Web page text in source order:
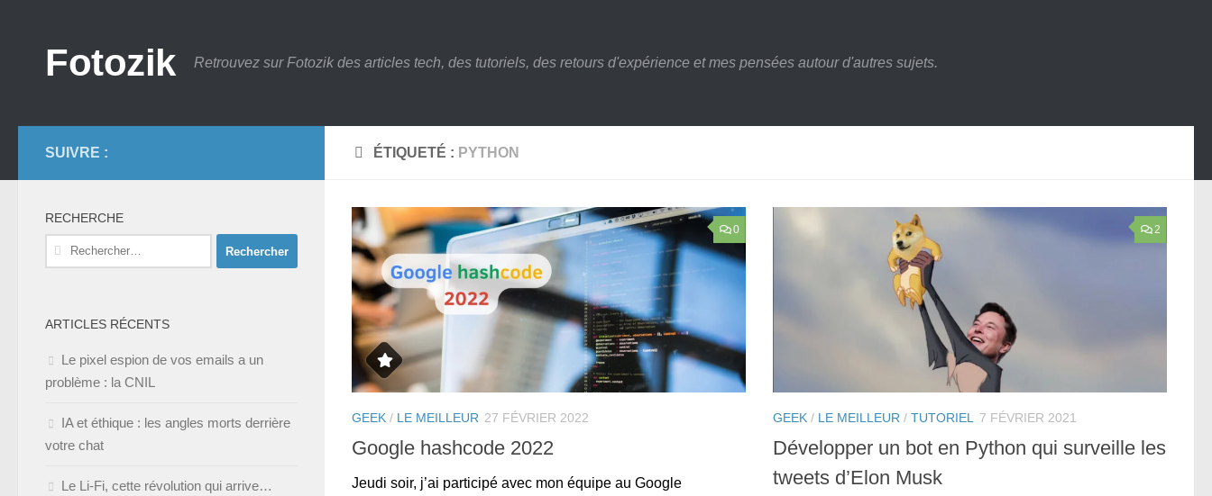
Fotozik Retrouvez sur Fotozik des articles tech, des tutoriels, des retours d'expérience et mes pensées autour d'autres sujets.
ÉTIQUETÉ : PYTHON
0
GEEK / LE MEILLEUR 27 FÉVRIER 2022
Google hashcode 2022
Jeudi soir, j’ai participé avec mon équipe au Google
2
GEEK / LE MEILLEUR / TUTORIEL 7 FÉVRIER 2021
Développer un bot en Python qui surveille les
tweets d’Elon Musk
SUIVRE :
RECHERCHE
Rechercher :
ARTICLES RÉCENTS
Le pixel espion de vos emails a un
problème : la CNIL
IA et éthique : les angles morts derrière
votre chat
Le Li-Fi, cette révolution qui arrive…